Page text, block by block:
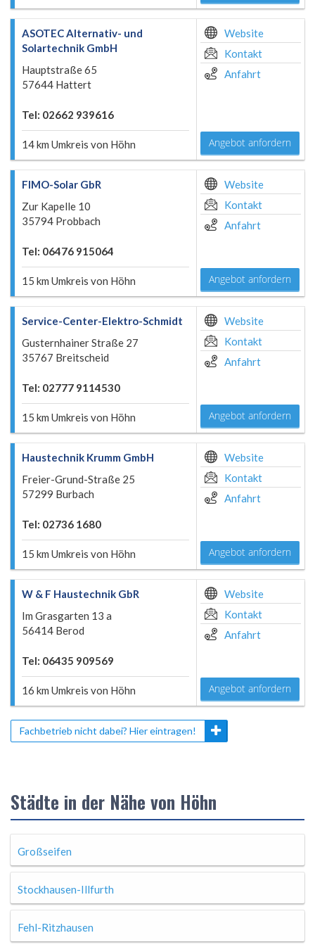
ASOTEC Alternativ- und
Solartechnik GmbH
Hauptstraße 65
57644 Hattert
Tel: 02662 939616
14 km Umkreis von Höhn
Website
Kontakt
Anfahrt
Angebot anfordern
FIMO-Solar GbR
Zur Kapelle 10
35794 Probbach
Tel: 06476 915064
15 km Umkreis von Höhn
Website
Kontakt
Anfahrt
Angebot anfordern
Service-Center-Elektro-Schmidt
Gusternhainer Straße 27
35767 Breitscheid
Tel: 02777 9114530
15 km Umkreis von Höhn
Website
Kontakt
Anfahrt
Angebot anfordern
Haustechnik Krumm GmbH
Freier-Grund-Straße 25
57299 Burbach
Tel: 02736 1680
15 km Umkreis von Höhn
Website
Kontakt
Anfahrt
Angebot anfordern
W & F Haustechnik GbR
Im Grasgarten 13 a
56414 Berod
Tel: 06435 909569
16 km Umkreis von Höhn
Website
Kontakt
Anfahrt
Angebot anfordern
Fachbetrieb nicht dabei? Hier eintragen!
Städte in der Nähe von Höhn
Großseifen
Stockhausen-Illfurth
Fehl-Ritzhausen